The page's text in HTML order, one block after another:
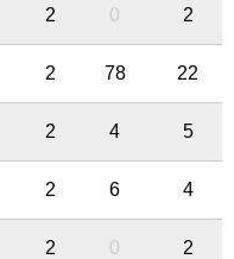
2 0 2
2 78 22
2 4 5
2 6 4
2 0 2